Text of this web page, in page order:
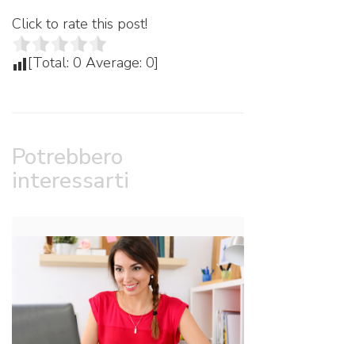
Click to rate this post!
[Total: 0 Average: 0]
Potrebbero
interessarti